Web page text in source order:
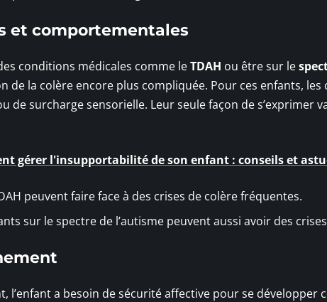
et comportementales
conditions médicales comme leTDAH ou être sur le
de la colère encore plus compliquée. Pour ces enfants,
de surcharge sensorielle. Leur seule façon de s’exprimer
gérer l'insupportabilité de son enfant : conseils et
peuvent faire face à des crises de colère fréquentes.
sur le spectre de l’autisme peuvent aussi avoir des
l’enfant a besoin de sécurité affective pour se développer